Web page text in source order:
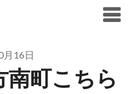
月16日
南町こちら